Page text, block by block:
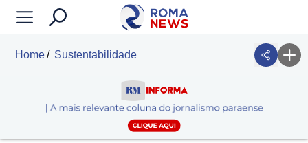
Home Sustentabilidade